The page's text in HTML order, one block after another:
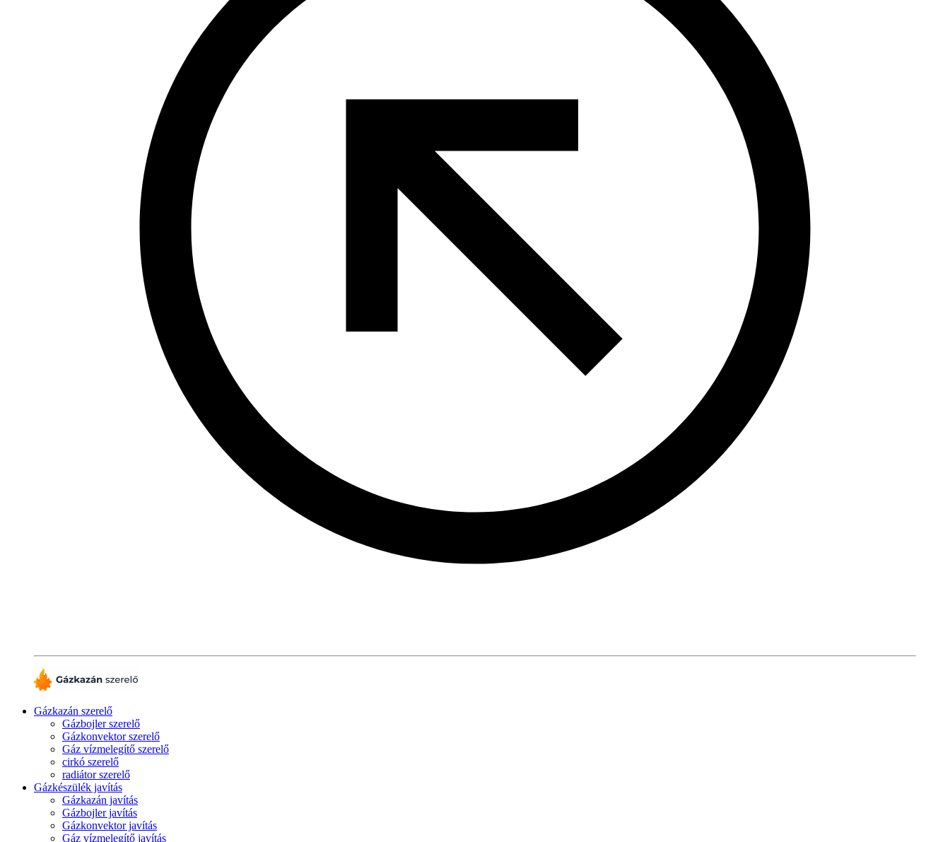
Gázkazán szerelő
Gázbojler szerelő
Gázkonvektor szerelő
Gáz vízmelegítő szerelő
cirkó szerelő
radiátor szerelő
Gázkészülék javítás
Gázkazán javítás
Gázbojler javítás
Gázkonvektor javítás
Gáz vízmelegítő javítás